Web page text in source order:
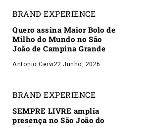
BRAND EXPERIENCE
Quero assina Maior Bolo de
Milho do Mundo no São
João de Campina Grande
Antonio Cervi22 Junho, 2026
BRAND EXPERIENCE
SEMPRE LIVRE amplia
presença no São João do